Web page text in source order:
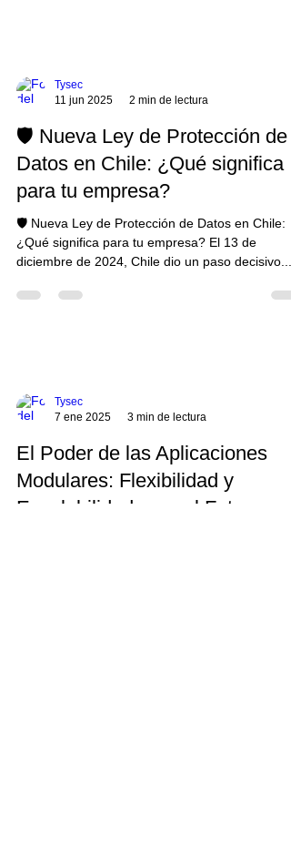
Refuerza derechos como acceso, rectificación,
portabilidad y supresión. Exige consentimi
Tysec
11 jun 2025
2 min de lectura
🛡️ Nueva Ley de Protección de
Datos en Chile: ¿Qué significa
para tu empresa?
🛡️ Nueva Ley de Protección de Datos en Chile:
¿Qué significa para tu empresa? El 13 de
diciembre de 2024, Chile dio un paso decisivo...
Tysec
7 ene 2025
3 min de lectura
El Poder de las Aplicaciones
Modulares: Flexibilidad y
Escalabilidad para el Futuro